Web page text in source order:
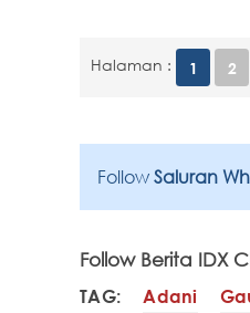
Halaman : 1 2
Follow Saluran
Follow Berita IDX
TAG: Adani